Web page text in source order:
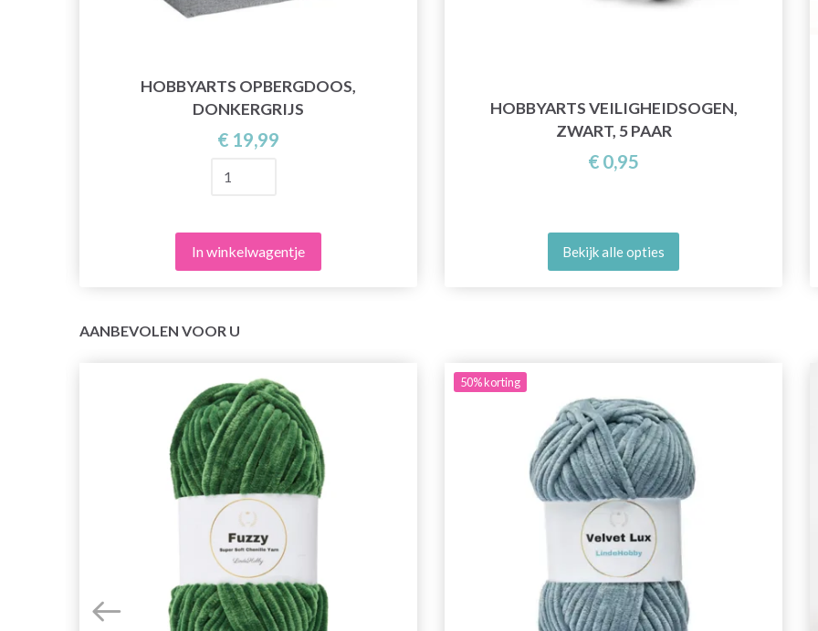
HOBBYARTS OPBERGDOOS,
DONKERGRIJS
€ 19,99
In winkelwagentje
HOBBYARTS VEILIGHEIDSOGEN,
ZWART, 5 PAAR
€ 0,95
Bekijk alle opties
AANBEVOLEN VOOR U
50%korting